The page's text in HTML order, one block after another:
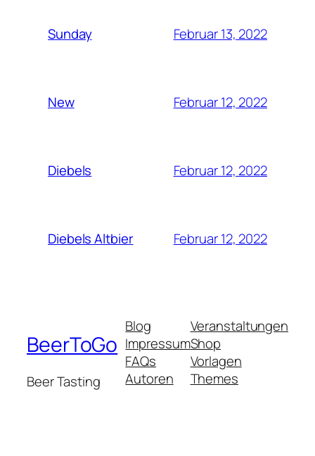
Sunday Februar 13, 2022
New Februar 12, 2022
Diebels Februar 12, 2022
Diebels Altbier Februar 12, 2022
BeerToGo
Beer Tasting
Blog
Impressum
FAQs
Autoren
Veranstaltungen
Shop
Vorlagen
Themes